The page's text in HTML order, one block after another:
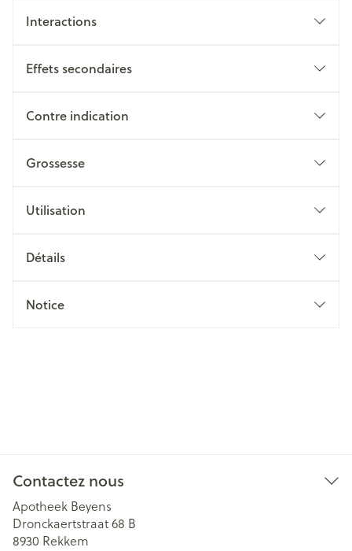
Interactions
Effets secondaires
Contre indication
Grossesse
Utilisation
Détails
Notice
Contactez nous
Apotheek Beyens
Dronckaertstraat 68 B
8930 Rekkem